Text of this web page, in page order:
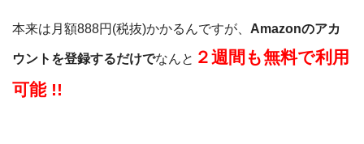
本来は月額888円(税抜)かかるんですが、 Amazonのアカ
ウントを登録するだけでなんと ２週間も無料で利用
可能 !!